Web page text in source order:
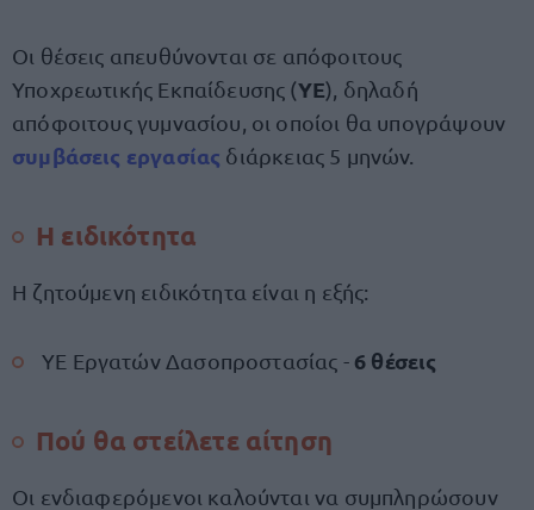
Οι θέσεις απευθύνονται σε απόφοιτους
Υποχρεωτικής Εκπαίδευσης (ΥΕ), δηλαδή
απόφοιτους γυμνασίου, οι οποίοι θα υπογράψουν
συμβάσεις εργασίας διάρκειας 5 μηνών.
Η ειδικότητα
Η ζητούμενη ειδικότητα είναι η εξής:
ΥΕ Εργατών Δασοπροστασίας - 6 θέσεις
Πού θα στείλετε αίτηση
Oι ενδιαφερόμενοι καλούνται να συμπληρώσουν